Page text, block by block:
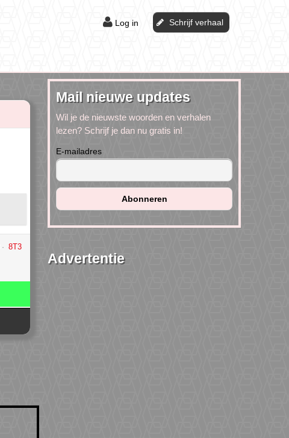
Log in Schrijf verhaal
8T3
Mail nieuwe updates
Wil je de nieuwste woorden en verhalen
lezen? Schrijf je dan nu gratis in!
E-mailadres
Advertentie